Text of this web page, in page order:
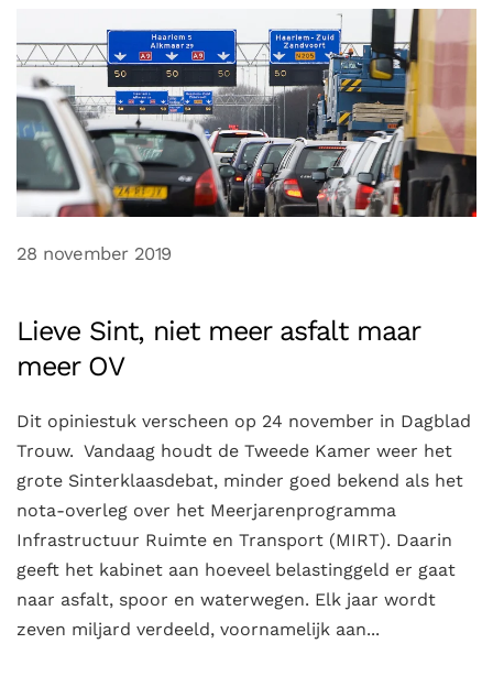
28 november 2019
Lieve Sint, niet meer asfalt maar
meer OV
Dit opiniestuk verscheen op 24 november in Dagblad
Trouw. Vandaag houdt de Tweede Kamer weer het
grote Sinterklaasdebat, minder goed bekend als het
nota-overleg over het Meerjarenprogramma
Infrastructuur Ruimte en Transport (MIRT). Daarin
geeft het kabinet aan hoeveel belastinggeld er gaat
naar asfalt, spoor en waterwegen. Elk jaar wordt
zeven miljard verdeeld, voornamelijk aan...